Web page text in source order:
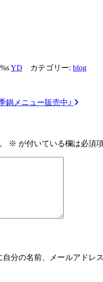
YD カテゴリー: blog
鍋メニュー販売中♪
※ が付いている欄は必須
分の名前、メールアドレ